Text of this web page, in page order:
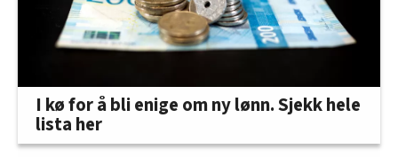
I kø for å bli enige om ny lønn. Sjekk hele
lista her